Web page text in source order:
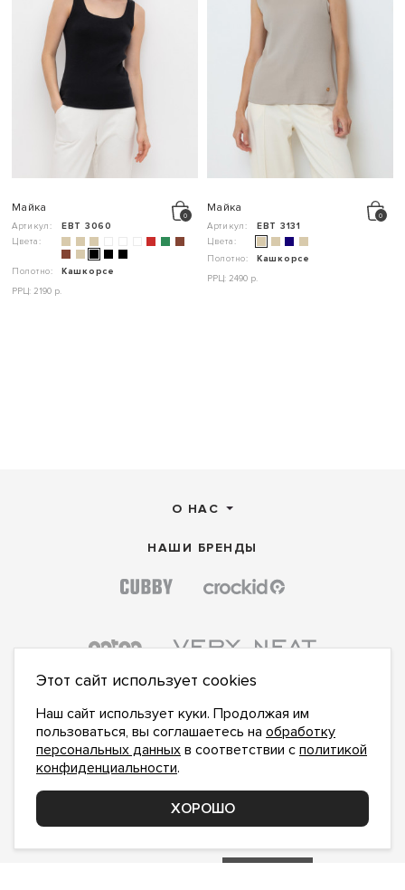
Майка
Артикул:
ЕВТ 3060
Цвета:
Полотно:
Кашкорсе
РРЦ: 2190 р.
Майка
Артикул:
ЕВТ 3131
Цвета:
Полотно:
Кашкорсе
РРЦ: 2490 р.
О НАС
НАШИ БРЕНДЫ
ПОДПИСАТЬСЯ НА НОВОСТИ:
сполитикой конфиденциальностиознакомлен и
Этот сайт использует cookies
Наш сайт использует куки. Продолжая им
пользоваться, вы соглашаетесь на обработку
персональных данных в соответствии с политикой
конфиденциальности.
ХОРОШО